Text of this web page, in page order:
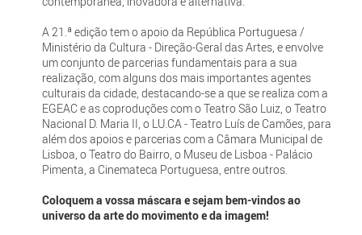
A 21.ª edição tem o apoio da República Portuguesa /
Ministério da Cultura - Direção-Geral das Artes, e envolve
um conjunto de parcerias fundamentais para a sua
realização, com alguns dos mais importantes agentes
culturais da cidade, destacando-se a que se realiza com a
EGEAC e as coproduções com o Teatro São Luiz, o Teatro
Nacional D. Maria II, o LU.CA - Teatro Luís de Camões, para
além dos apoios e parcerias com a Câmara Municipal de
Lisboa, o Teatro do Bairro, o Museu de Lisboa - Palácio
Pimenta, a Cinemateca Portuguesa, entre outros.
Coloquem a vossa máscara e sejam bem-vindos ao
universo da arte do movimento e da imagem!